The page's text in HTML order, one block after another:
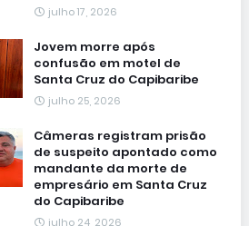
julho 17, 2026
Jovem morre após
confusão em motel de
Santa Cruz do Capibaribe
julho 25, 2026
Câmeras registram prisão
de suspeito apontado como
mandante da morte de
empresário em Santa Cruz
do Capibaribe
julho 24, 2026